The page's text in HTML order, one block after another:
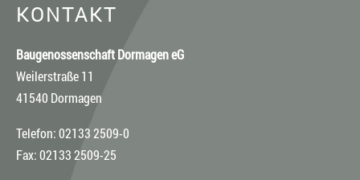
KONTAKT
Baugenossenschaft Dormagen eG
Weilerstraße 11
41540 Dormagen
Telefon: 02133 2509-0
Fax: 02133 2509-25